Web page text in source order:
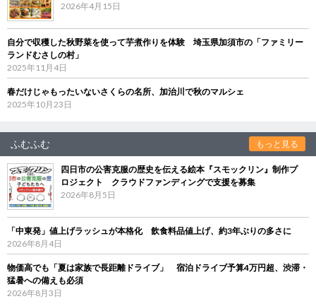
2026年4月15日
自分で収穫した秋野菜を使って芋煮作りを体験 埼玉県加須市の「ファミリー
ランドむさしの村」
2025年11月4日
春だけじゃもったいないさくらの名所、加治川で秋のマルシェ
2025年10月23日
ふむふむ もっと見る
四日市の公害克服の歴史を伝える絵本『スモックリン』制作プ
ロジェクト クラウドファンディングで支援を募集
2026年8月5日
「中東発」値上げラッシュが本格化 飲食料品値上げ、約3年ぶりの多さに
2026年8月4日
物価高でも「夏は家族で長距離ドライブ」 宿泊ドライブ予算4万円超、渋滞・
猛暑への備えも必須
2026年8月3日